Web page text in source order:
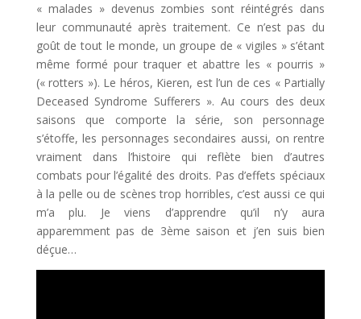
« malades » devenus zombies sont réintégrés dans
leur communauté après traitement. Ce n’est pas du
goût de tout le monde, un groupe de « vigiles » s’étant
même formé pour traquer et abattre les « pourris »
(« rotters »). Le héros, Kieren, est l’un de ces « Partially
Deceased Syndrome Sufferers ». Au cours des deux
saisons que comporte la série, son personnage
s’étoffe, les personnages secondaires aussi, on rentre
vraiment dans l’histoire qui reflète bien d’autres
combats pour l’égalité des droits. Pas d’effets spéciaux
à la pelle ou de scènes trop horribles, c’est aussi ce qui
m’a plu. Je viens d’apprendre qu’il n’y aura
apparemment pas de 3ème saison et j’en suis bien
déçue…